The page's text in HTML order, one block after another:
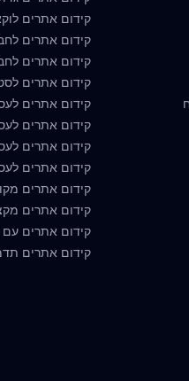
קידום אתרים
קידום אתרים
קידום אתרים
קידום אתרים
קידום אתרים
קידום אתרים
קידום אתרים
קידום אתרים
קידום אתרים
קידום אתרים
קידום אתרים עם AI
קידום אתרים